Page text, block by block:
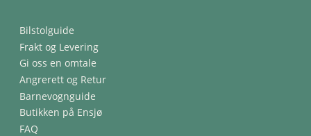
Bilstolguide
Frakt og Levering
Gi oss en omtale
Angrerett og Retur
Barnevognguide
Butikken på Ensjø
FAQ